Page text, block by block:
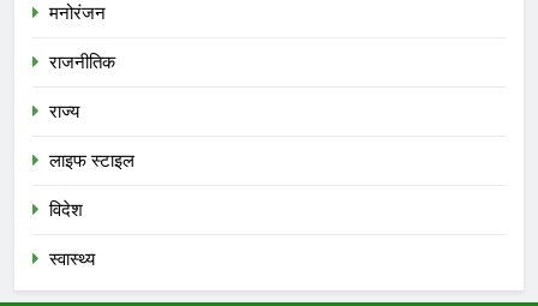
मनोरंजन
राजनीतिक
राज्य
लाइफ स्टाइल
विदेश
स्‍वास्‍थ्‍य